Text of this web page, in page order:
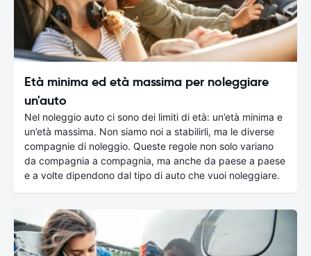
Età minima ed età massima per noleggiare
un'auto
Nel noleggio auto ci sono dei limiti di età: un’età minima e
un’età massima. Non siamo noi a stabilirli, ma le diverse
compagnie di noleggio. Queste regole non solo variano
da compagnia a compagnia, ma anche da paese a paese
e a volte dipendono dal tipo di auto che vuoi noleggiare.